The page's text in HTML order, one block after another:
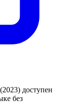
доступен
без